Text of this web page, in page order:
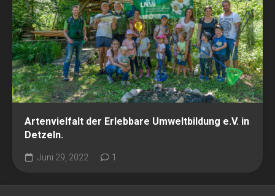
Artenvielfalt der Erlebbare Umweltbildung e.V. in
Detzeln.
Juni 29, 2022 1